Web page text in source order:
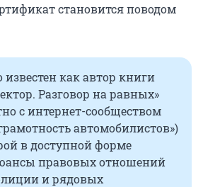
становится поводом
как автор книги
Разговор на равных»
с интернет-сообществом
автомобилистов»)
в доступной форме
правовых отношений
и рядовых